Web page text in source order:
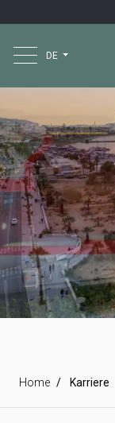
DE
Home Karriere